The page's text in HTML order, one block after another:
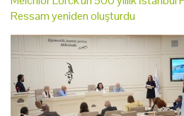
Ressam yeniden oluşturdu